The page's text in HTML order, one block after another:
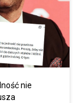
nie